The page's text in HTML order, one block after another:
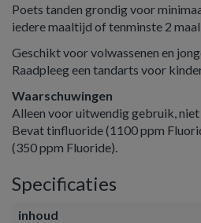
Poets tanden grondig voor
iedere maaltijd of tenminste 2
Geschikt voor volwassenen en
Raadpleeg een tandarts voor
Waarschuwingen
Alleen voor uitwendig gebruik,
Bevat tinfluoride (1100 ppm
(350 ppm Fluoride).
Specificaties
inhoud